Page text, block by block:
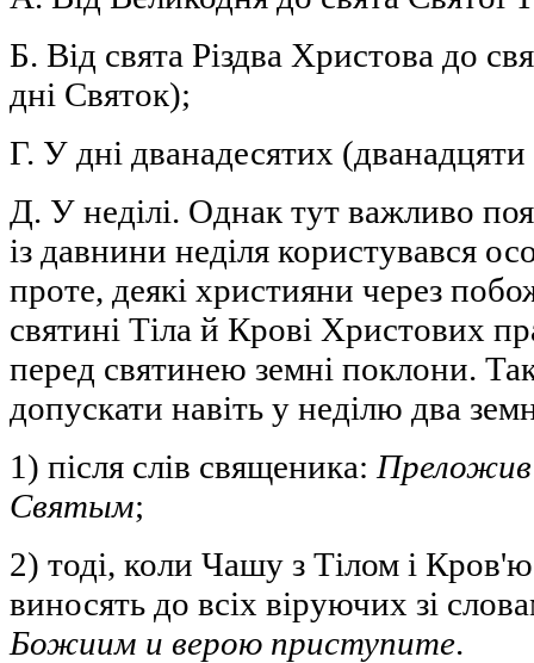
Б. Від свята Різдва Христова до
дні Святок);
Г. У дні дванадесятих
Д. У неділі. Однак тут важливо
із давнини неділя користувався
проте, деякі християни через
святині Тіла й Крові Христових
перед святинею земні поклони.
допускати навіть у неділю два
1) після слів священика:
Святым;
2) тоді, коли Чашу з Тілом і
виносять до всіх віруючих зі
Божиим и верою приступите.